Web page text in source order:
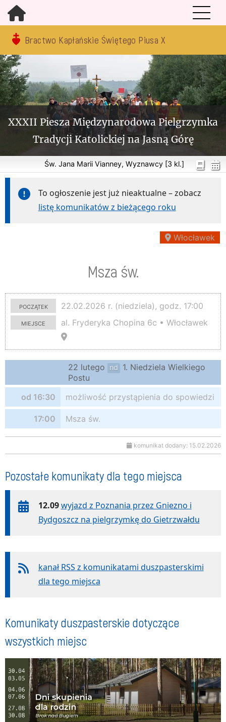
Bractwo Kapłańskie Świętego Piusa X
XXXII Piesza Międzynarodowa Pielgrzymka
Tradycji Katolickiej na Jasną Górę
Św. Jana Marii Vianney, Wyznawcy [3 kl.]
To ogłoszenie jest już nieaktualne – zobacz
listę komunikatów z bieżącego roku
Włocławek
Msza św.
początek
22.02.2026 r. (niedziela), godz. 17:00
miejsce
al. Fryderyka Chopina 6c • Włocławek
22 lutego nd
1. Niedziela Wielkiego
Postu
od 16:30
możliwość przystąpienia do spowiedzi
17:00 Msza św.
komunikat dodany: 15.02.2026
Pozostałe komunikaty dla tego miejsca
12.09 wyjazd z Poznania przez Gniezno i
Bydgoszcz na pielgrzymkę do Gietrzwałdu
kanał RSS z komunikatami duszpasterskimi
dla tego miejsca
Komunikaty duszpasterskie dotyczące
wszystkich miejsc